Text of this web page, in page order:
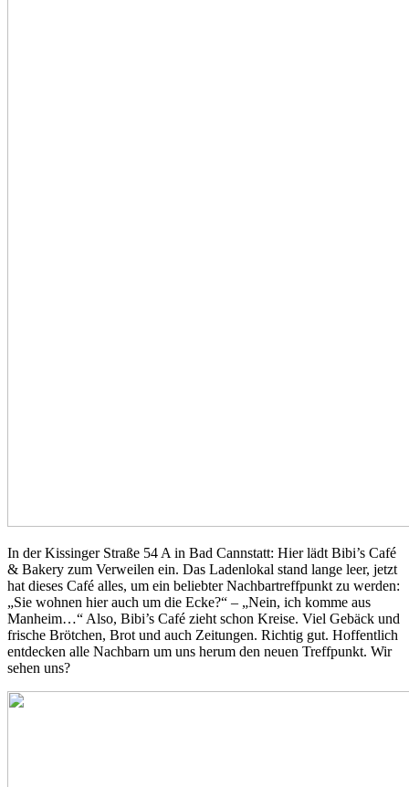
In der Kissinger Straße 54 A in Bad Cannstatt: Hier lädt Bibi’s Café
& Bakery zum Verweilen ein. Das Ladenlokal stand lange leer, jetzt
hat dieses Café alles, um ein beliebter Nachbartreffpunkt zu werden:
„Sie wohnen hier auch um die Ecke?“ – „Nein, ich komme aus
Manheim…“ Also, Bibi’s Café zieht schon Kreise. Viel Gebäck und
frische Brötchen, Brot und auch Zeitungen. Richtig gut. Hoffentlich
entdecken alle Nachbarn um uns herum den neuen Treffpunkt. Wir
sehen uns?